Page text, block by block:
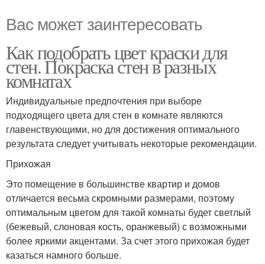
Вас может заинтересовать
Как подобрать цвет краски для
стен. Покраска стен в разных
комнатах
Индивидуальные предпочтения при выборе
подходящего цвета для стен в комнате являются
главенствующими, но для достижения оптимального
результата следует учитывать некоторые рекомендации.
Прихожая
Это помещение в большинстве квартир и домов
отличается весьма скромными размерами, поэтому
оптимальным цветом для такой комнаты будет светлый
(бежевый, слоновая кость, оранжевый) с возможными
более яркими акцентами. За счет этого прихожая будет
казаться намного больше.